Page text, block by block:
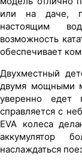
или на даче,
настоящим
возможность
обеспечивает
Двухместный
двумя мощными
уверенно
справляется с
EVA колеса
аккумулятор
наслаждаться